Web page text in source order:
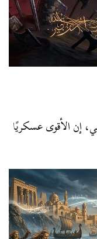
إن الأقوى عسكريًا